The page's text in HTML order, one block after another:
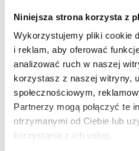
Niniejsza strona korzysta z
Wykorzystujemy pliki cookie
i reklam, aby oferować
analizować ruch w naszej
korzystasz z naszej witryny,
społecznościowym,
Partnerzy mogą połączyć te
otrzymanymi od Ciebie lub
korzystania z ich usług.
Ulica
ul.
Kod pocztowy
80-
Miasto
E-mail
m.pl
INNI KLIENCI KUPOWALI